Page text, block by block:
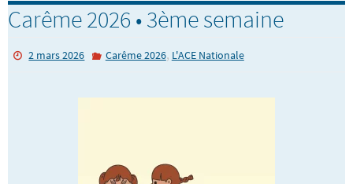
Carême 2026 • 3ème semaine
2 mars 2026 Carême 2026, L'ACE Nationale